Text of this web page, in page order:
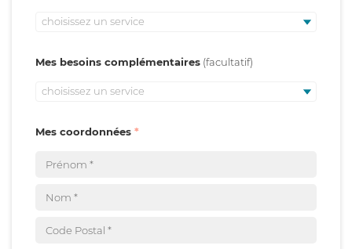
choisissez un service
Mes besoins complémentaires
choisissez un service
Mes coordonnées